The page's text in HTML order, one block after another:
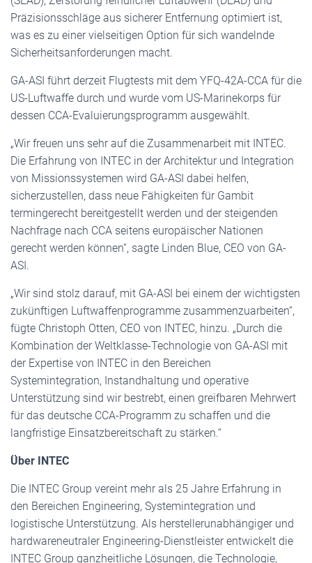
Präzisionsschläge aus sicherer Entfernung optimiert ist,
was es zu einer vielseitigen Option für sich wandelnde
Sicherheitsanforderungen macht.
GA-ASI führt derzeit Flugtests mit dem YFQ-42A-CCA für die
US-Luftwaffe durch und wurde vom US-Marinekorps für
dessen CCA-Evaluierungsprogramm ausgewählt.
„Wir freuen uns sehr auf die Zusammenarbeit mit INTEC.
Die Erfahrung von INTEC in der Architektur und Integration
von Missionssystemen wird GA-ASI dabei helfen,
sicherzustellen, dass neue Fähigkeiten für Gambit
termingerecht bereitgestellt werden und der steigenden
Nachfrage nach CCA seitens europäischer Nationen
gerecht werden können“, sagte Linden Blue, CEO von GA-
ASI.
„Wir sind stolz darauf, mit GA-ASI bei einem der wichtigsten
zukünftigen Luftwaffenprogramme zusammenzuarbeiten“,
fügte Christoph Otten, CEO von INTEC, hinzu. „Durch die
Kombination der Weltklasse-Technologie von GA-ASI mit
der Expertise von INTEC in den Bereichen
Systemintegration, Instandhaltung und operative
Unterstützung sind wir bestrebt, einen greifbaren Mehrwert
für das deutsche CCA-Programm zu schaffen und die
langfristige Einsatzbereitschaft zu stärken.“
Über INTEC
Die INTEC Group vereint mehr als 25 Jahre Erfahrung in
den Bereichen Engineering, Systemintegration und
logistische Unterstützung. Als herstellerunabhängiger und
hardwareneutraler Engineering-Dienstleister entwickelt die
INTEC Group ganzheitliche Lösungen, die Technologie,